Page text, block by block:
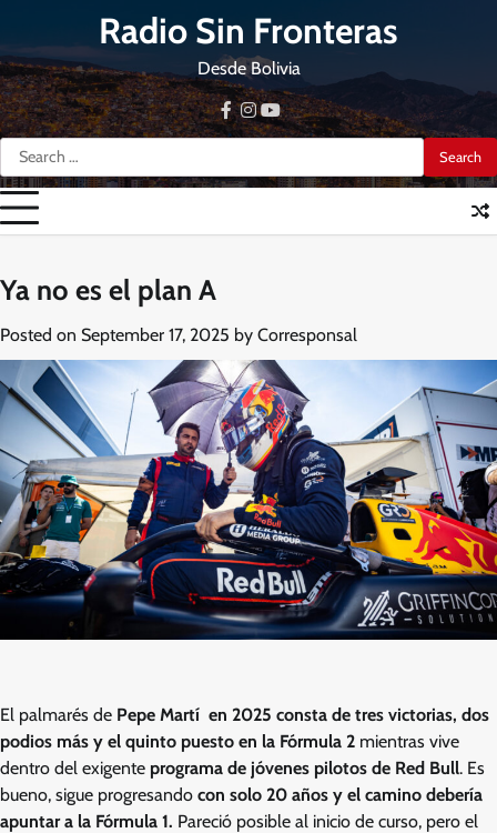
content
Radio Sin Fronteras
Desde Bolivia
Search
for:
facebook
instagram
youtube
Ya no es el plan A
Posted on September 17, 2025 by Corresponsal
El palmarés de Pepe Martí en 2025 consta de tres victorias, dos
podios más y el quinto puesto en la Fórmula 2 mientras vive
dentro del exigente programa de jóvenes pilotos de Red Bull. Es
bueno, sigue progresando con solo 20 años y el camino debería
apuntar a la Fórmula 1. Pareció posible al inicio de curso, pero el